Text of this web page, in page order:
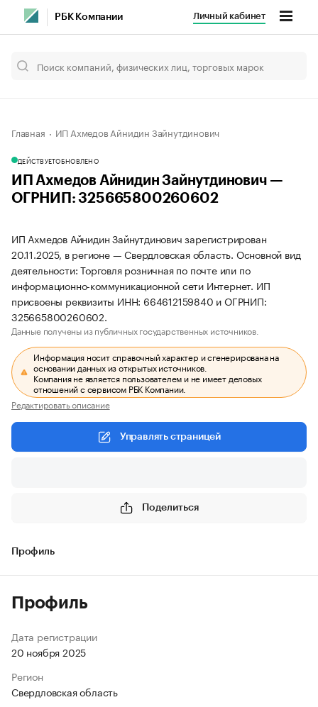
РБК Компании Личный кабинет
Главная ИП Ахмедов Айнидин Зайнутдинович
ДЕЙСТВУЕТОБНОВЛЕНО
ИП Ахмедов Айнидин Зайнутдинович —
ОГРНИП: 325665800260602
ИП Ахмедов Айнидин Зайнутдинович зарегистрирован
20.11.2025, в регионе — Свердловская область. Основной вид
деятельности: Торговля розничная по почте или по
информационно-коммуникационной сети Интернет. ИП
присвоены реквизиты ИНН: 664612159840 и ОГРНИП:
325665800260602.
Данные получены из публичных государственных источников.
Информация носит справочный характер и сгенерирована на
основании данных из открытых источников.
Компания не является пользователем и не имеет деловых
отношений с сервисом РБК Компании.
Редактировать описание
Управлять страницей
Поделиться
Профиль
Профиль
Дата регистрации
20 ноября 2025
Регион
Свердловская область